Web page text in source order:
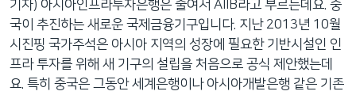
기자) 아시아인프라투자은행은 줄여서 AIIB라고 부르는데요. 중
국이 추진하는 새로운 국제금융기구입니다. 지난 2013년 10월
시진핑 국가주석은 아시아 지역의 성장에 필요한 기반시설인 인
프라 투자를 위해 새 기구의 설립을 처음으로 공식 제안했는데
요. 특히 중국은 그동안 세계은행이나 아시아개발은행 같은 기존